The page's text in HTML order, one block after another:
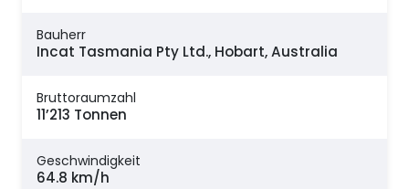
Bauherr
Incat Tasmania Pty Ltd., Hobart, Australia
Bruttoraumzahl
11’213 Tonnen
Geschwindigkeit
64.8 km/h